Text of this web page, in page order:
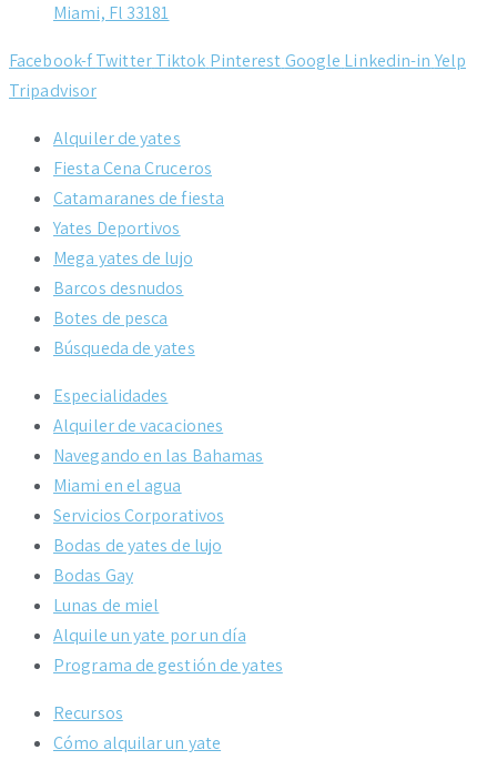
Miami, Fl 33181
Facebook-fTwitterTiktok PinterestGoogle Linkedin-in Yelp
Tripadvisor
Alquiler de yates
Fiesta Cena Cruceros
Catamaranes de fiesta
Yates Deportivos
Mega yates de lujo
Barcos desnudos
Botes de pesca
Búsqueda de yates
Especialidades
Alquiler de vacaciones
Navegando en las Bahamas
Miami en el agua
Servicios Corporativos
Bodas de yates de lujo
Bodas Gay
Lunas de miel
Alquile un yate por un día
Programa de gestión de yates
Recursos
Cómo alquilar un yate